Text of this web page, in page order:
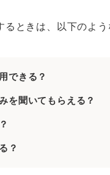
題の無料法律相談
理の無料法律相談を
題の無料法律相談を
収の無料法律相談を
故の無料法律相談を
ときは、以下のよ
できる？
を聞いてもらえる？
？